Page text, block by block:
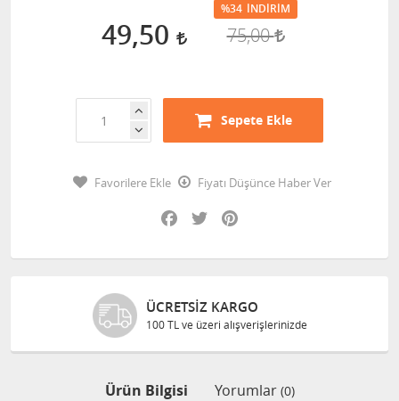
49,50
%34 İNDIRIM
75,00
Sepete Ekle
Favorilere Ekle
Fiyatı Düşünce Haber Ver
Facebook
Twitter
ÜCRETSIZ KARGO
100 TL ve üzeri alışverişlerinizde
Ürün Bilgisi Yorumlar (0)